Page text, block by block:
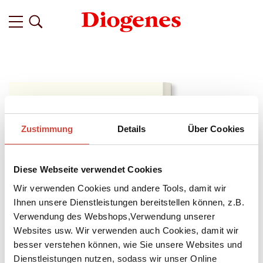
Zustimmung Details Über Cookies
Diese Webseite verwendet Cookies
Wir verwenden Cookies und andere Tools, damit wir
Ihnen unsere Dienstleistungen bereitstellen können, z.B.
Verwendung des Webshops,Verwendung unserer
Websites usw. Wir verwenden auch Cookies, damit wir
besser verstehen können, wie Sie unsere Websites und
Dienstleistungen nutzen, sodass wir unser Online
Download Bilddatei ↘